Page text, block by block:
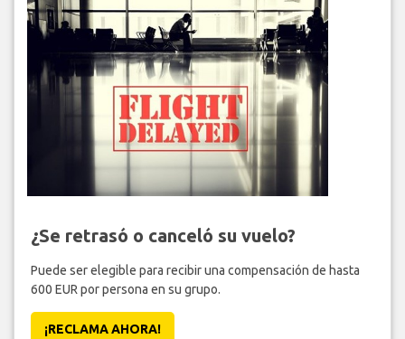
¿Se retrasó o canceló su vuelo?
Puede ser elegible para recibir una compensación de hasta
600 EUR por persona en su grupo.
¡RECLAMA AHORA!